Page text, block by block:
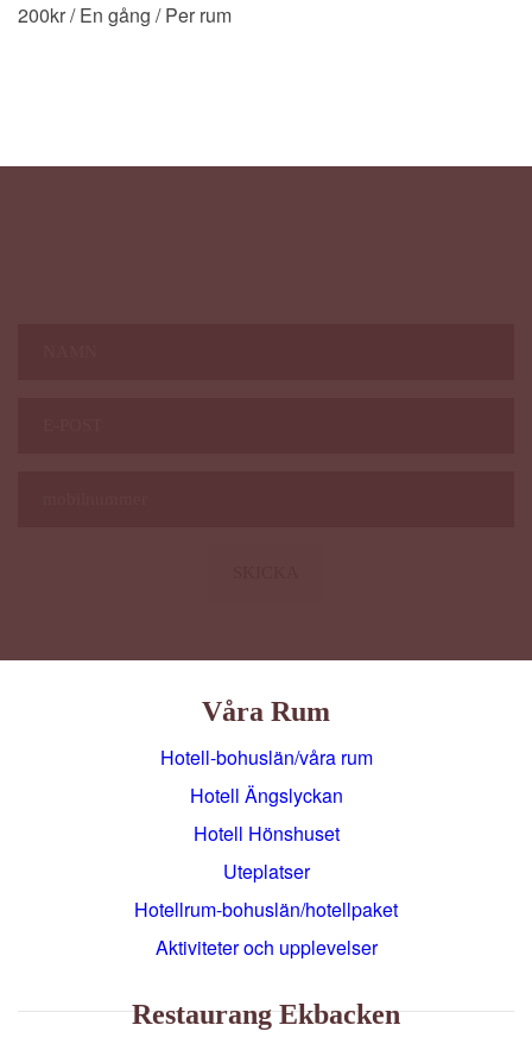
200kr/ En gång / Per rum
Våra Rum
Hotell-bohuslän/våra rum
Hotell Ängslyckan
Hotell Hönshuset
Uteplatser
Hotellrum-bohuslän/hotellpaket
Aktiviteter och upplevelser
Restaurang Ekbacken